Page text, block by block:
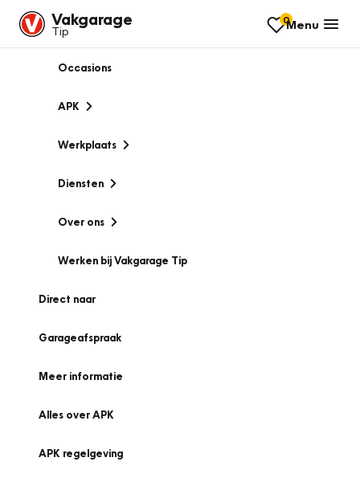
Vakgarage
Tip
0Menu
Occasions
APK
Werkplaats
Diensten
Over ons
Werken bij Vakgarage Tip
Direct naar
Garageafspraak
Meer informatie
Alles over APK
APK regelgeving